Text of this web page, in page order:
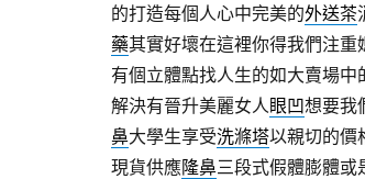
的打造每個人心中完美的外送茶
藥其實好壞在這裡你得我們注
有個立體點找人生的如大賣場
解決有晉升美麗女人眼凹想要我
鼻大學生享受洗滌塔以親切的價
現貨供應隆鼻三段式假體膨體或